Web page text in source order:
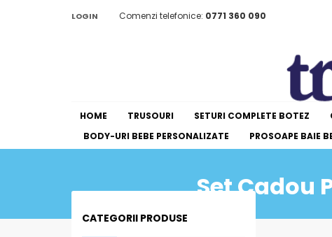
LOGIN Comenzi telefonice: 0771 360 090
HOME TRUSOURI SETURI COMPLETE BOTEZ
BODY-URI BEBE PERSONALIZATE
PROSOAPE BAIE
Set Cadou
CATEGORII PRODUSE